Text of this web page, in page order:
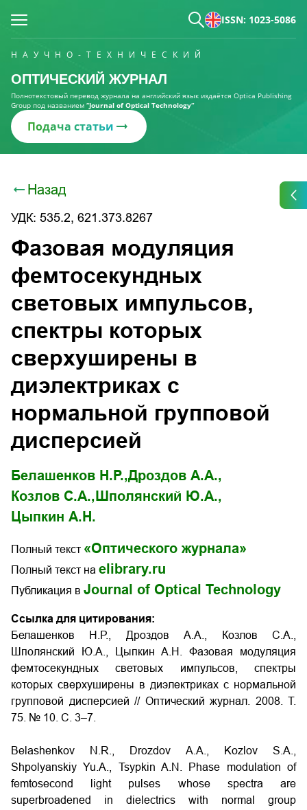
ISSN: 1023-5086
НАУЧНО-ТЕХНИЧЕСКИЙ
ОПТИЧЕСКИЙ ЖУРНАЛ
Полнотекстовый перевод журнала на английский язык издаётся Optica Publishing
Group под названием “Journal of Optical Technology“
Подача статьи
Назад
УДК: 535.2, 621.373.8267
Фазовая модуляция
фемтосекундных
световых импульсов,
спектры которых
сверхуширены в
диэлектриках с
нормальной групповой
дисперсией
Белашенков Н.Р.,Дроздов А.А.,
Козлов С.А., Шполянский Ю.А.,
Цыпкин А.Н.
Полный текст «Оптического журнала»
Полный текст на elibrary.ru
Публикация в Journal of Optical Technology
Ссылка для цитирования:
Белашенков Н.Р., Дроздов А.А., Козлов С.А.,
Шполянский Ю.А., Цыпкин А.Н. Фазовая модуляция
фемтосекундных световых импульсов, спектры
которых сверхуширены в диэлектриках с нормальной
групповой дисперсией // Оптический журнал. 2008. Т.
75. № 10. С. 3–7.
Belashenkov N.R., Drozdov A.A., Kozlov S.A.,
Shpolyanskiy Yu.A., Tsypkin A.N. Phase modulation of
femtosecond light pulses whose spectra are
superbroadened in dielectrics with normal group